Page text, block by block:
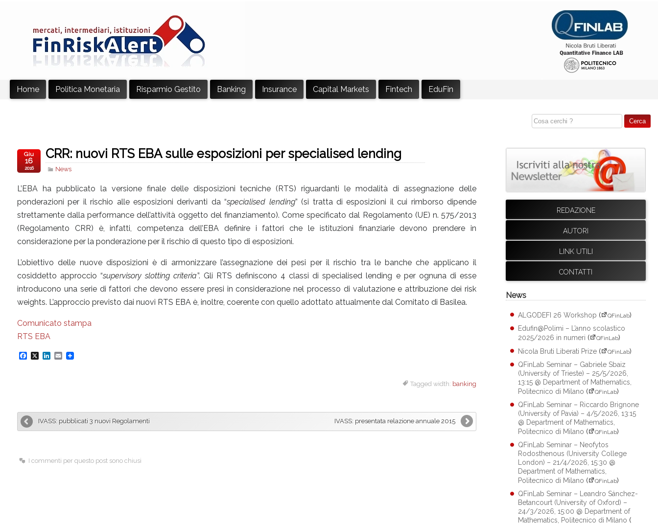
Home Politica Monetaria Risparmio Gestito Banking Insurance Capital Markets Fintech EduFin
CRR: nuovi RTS EBA sulle esposizioni per specialised lending
News
Giu
16
2016
L’EBA ha pubblicato la versione finale delle disposizioni tecniche (RTS) riguardanti le modalità di assegnazione delle
ponderazioni per il rischio alle esposizioni derivanti da “specialised lending” (si tratta di esposizioni il cui rimborso dipende
strettamente dalla performance dell’attività oggetto del finanziamento). Come specificato dal Regolamento (UE) n. 575/2013
(Regolamento CRR) è, infatti, competenza dell’EBA definire i fattori che le istituzioni finanziarie devono prendere in
considerazione per la ponderazione per il rischio di questo tipo di esposizioni.
L’obiettivo delle nuove disposizioni è di armonizzare l’assegnazione dei pesi per il rischio tra le banche che applicano il
cosiddetto approccio “supervisory slotting criteria”. Gli RTS definiscono 4 classi di specialised lending e per ognuna di esse
introducono una serie di fattori che devono essere presi in considerazione nel processo di valutazione e attribuzione dei risk
weights. L’approccio previsto dai nuovi RTS EBA è, inoltre, coerente con quello adottato attualmente dal Comitato di Basilea.
Comunicato stampa
RTS EBA
F
b
o
X
L
e
d
E
l
Tagged width: banking
IVASS: pubblicati 3 nuovi Regolamenti IVASS: presentata relazione annuale 2015
I commenti per questo post sono chiusi
REDAZIONE
AUTORI
LINK UTILI
CONTATTI
News
ALGODEFI 26 Workshop ( QFinLab)
Edufin@Polimi – L’anno scolastico
2025/2026 in numeri ( QFinLab)
Nicola Bruti Liberati Prize ( QFinLab)
QFinLab Seminar – Gabriele Sbaiz
(University of Trieste) – 25/5/2026,
13:15 @ Department of Mathematics,
Politecnico di Milano ( QFinLab)
QFinLab Seminar – Riccardo Brignone
(University of Pavia) – 4/5/2026, 13:15
@ Department of Mathematics,
Politecnico di Milano ( QFinLab)
QFinLab Seminar – Neofytos
Rodosthenous (University College
London) – 21/4/2026, 15:30 @
Department of Mathematics,
Politecnico di Milano ( QFinLab)
QFinLab Seminar – Leandro Sánchez-
Betancourt (University of Oxford) –
24/3/2026, 15:00 @ Department of
Mathematics, Politecnico di Milano (